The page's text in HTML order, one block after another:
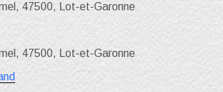
47500, Lot-et-Garonne
47500, Lot-et-Garonne